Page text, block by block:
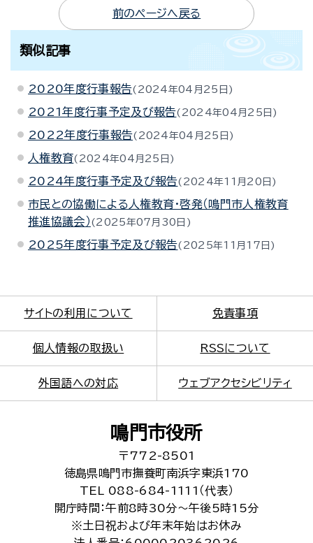
前のページへ戻る
類似記事
2020年度行事報告 2024年04月25日
2021年度行事予定及び報告 2024年04月25日
2022年度行事報告 2024年04月25日
人権教育 2024年04月25日
2024年度行事予定及び報告 2024年11月20日
市民との協働による人権教育・啓発（鳴門市人権教育
推進協議会）
2025年07月30日
2025年度行事予定及び報告 2025年11月17日
サイトの利用について 免責事項
個人情報の取扱い RSSについて
外国語への対応 ウェブアクセシビリティ
鳴門市役所
〒772-8501
徳島県鳴門市撫養町南浜字東浜170
TEL 088-684-1111（代表）
開庁時間：午前8時30分～午後5時15分
※土日祝および年末年始はお休み